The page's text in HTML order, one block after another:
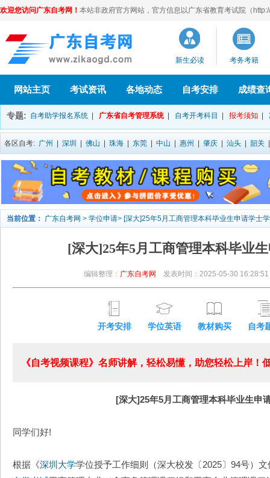
欢迎您访问广东自考网！ 本站非政府官方网站，官方信息以广东省教育考试院（
新生必读 考务考籍
网站主页 考试资讯 各地动态 自考安排 成绩查
专题: 自考助学报名系统 广东省自考管理系统 自考开考科目 报考须知
各区自考: 广州 深圳 佛山 珠海 东莞 中山 惠州 肇庆 汕头 韶关
当前位置： 广东自考网 > 学位申请> [深大]25年5月工商管理本科毕业生申请学士
[深大]25年5月工商管理本科毕业
编辑整理： 广东自考网 发表时间：2025-05-30 16:28:51
开考安排 学位英语 教材购买 自考
《自考视频课程》名师讲解，轻松易懂，助您轻松上岸！
[深大]25年5月工商管理本科毕业生申
同学们好!
根据《深圳大学学位授予工作细则（深大校发〔2025〕94号）